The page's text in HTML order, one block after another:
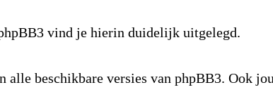
vind je hierin duidelijk uitgelegd.
beschikbare versies van phpBB3. Ook